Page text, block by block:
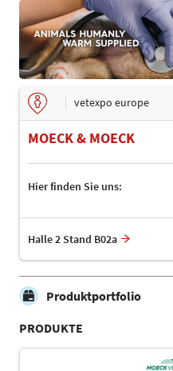
vetexpo europe
MOECK & MOECK
Hier finden Sie uns:
Halle 2 Stand B02a
Produktportfolio
PRODUKTE